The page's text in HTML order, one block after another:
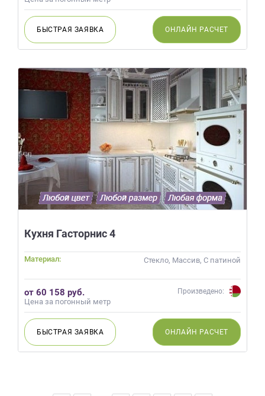
БЫСТРАЯ ЗАЯВКА ОНЛАЙН РАСЧЕТ
Кухня Гасторнис 4
Материал: Стекло, Массив, С патиной
от 60 158 руб.
Цена за погонный метр
Произведено:
БЫСТРАЯ ЗАЯВКА ОНЛАЙН РАСЧЕТ